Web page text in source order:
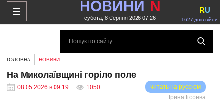
НОВИНИ N
субота, 8 Серпня 2026 07:26 1627 днів війни
RU
ГОЛОВНА НОВИНИ
На Миколаївщині горіло поле
08.05.2026 в 09:19 1050
читать на русском
Ірина Ігорева